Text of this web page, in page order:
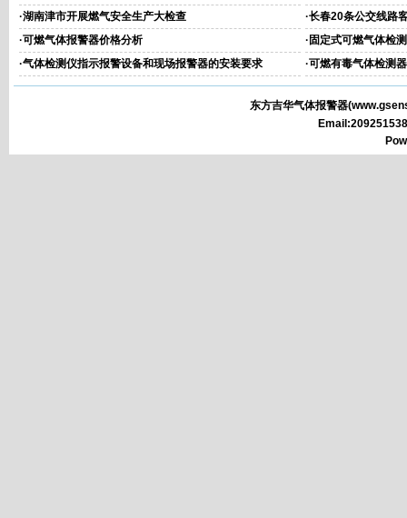
·湖南津市开展燃气安全生产大检查 ·长春20条公交线路
·可燃气体报警器价格分析 · 固定式可燃气体检
·气体检测仪指示报警设备和现场报警器的安装要求 ·可燃有毒气体检测
东方吉华气体报警器(